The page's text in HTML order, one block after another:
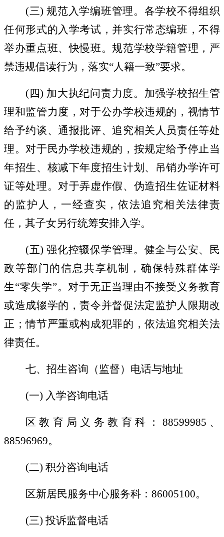
(三)规范入学编班管理。 各学校不得组织
任何形式的入学考试，并实行常态编班，不得
举办重点班、快慢班。规范学校学籍管理，严
禁违规借读行为，落实“人籍一致”要求。
(四) 加大执纪问责力度。 加强学校招生管
理和监管力度，对于公办学校违规的，视情节
给予约谈、通报批评、追究相关人员责任等处
理。对于民办学校违规的，按规定给予停止当
年招生、核减下年度招生计划、吊销办学许可
证等处理。对于弄虚作假、伪造招生佐证材料
的监护人，一经查实，依法追究相关法律责
任，其子女另行统筹安排入学。
(五)强化控辍保学管理。 健全与公安、民
政等部门的信息共享机制，确保特殊群体学
生“零失学”。对于无正当理由不接受义务教育
或造成辍学的，责令并督促法定监护人限期改
正；情节严重或构成犯罪的，依法追究相关法
律责任。
七、招生咨询（监督）电话与地址
(一) 入学咨询电话
区教育局义务教育科： 88599985 、
88596969。
(二) 积分咨询电话
区新居民服务中心服务科： 86005100。
(三) 投诉监督电话